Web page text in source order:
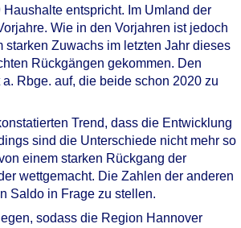
entspricht. Im Umland der
Wie in den Vorjahren ist jedoch
Zuwachs im letzten Jahr dieses
Rückgängen gekommen. Den
Rbge. auf, die beide schon 2020 zu
Trend, dass die Entwicklung
sind die Unterschiede nicht mehr so
einem starken Rückgang der
wettgemacht. Die Zahlen der anderen
Saldo in Frage zu stellen.
sodass die Region Hannover